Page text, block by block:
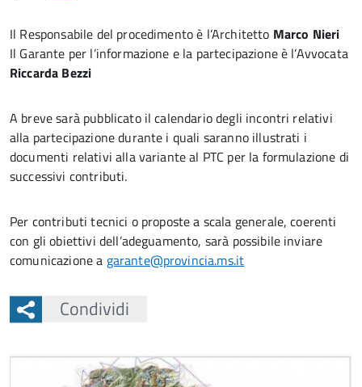
Il Responsabile del procedimento è l’Architetto Marco Nieri
Il Garante per l’informazione e la partecipazione è l’Avvocata
Riccarda Bezzi
A breve sarà pubblicato il calendario degli incontri relativi
alla partecipazione durante i quali saranno illustrati i
documenti relativi alla variante al PTC per la formulazione di
successivi contributi.
Per contributi tecnici o proposte a scala generale, coerenti
con gli obiettivi dell’adeguamento, sarà possibile inviare
comunicazione a garante@provincia.ms.it
Condividi